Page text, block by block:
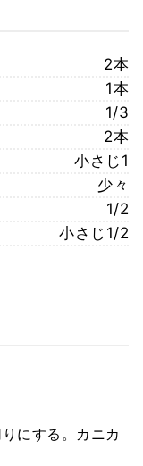
2本
1本
1/3
2本
小さじ1
少々
1/2
小さじ1/2
にする。カニカ